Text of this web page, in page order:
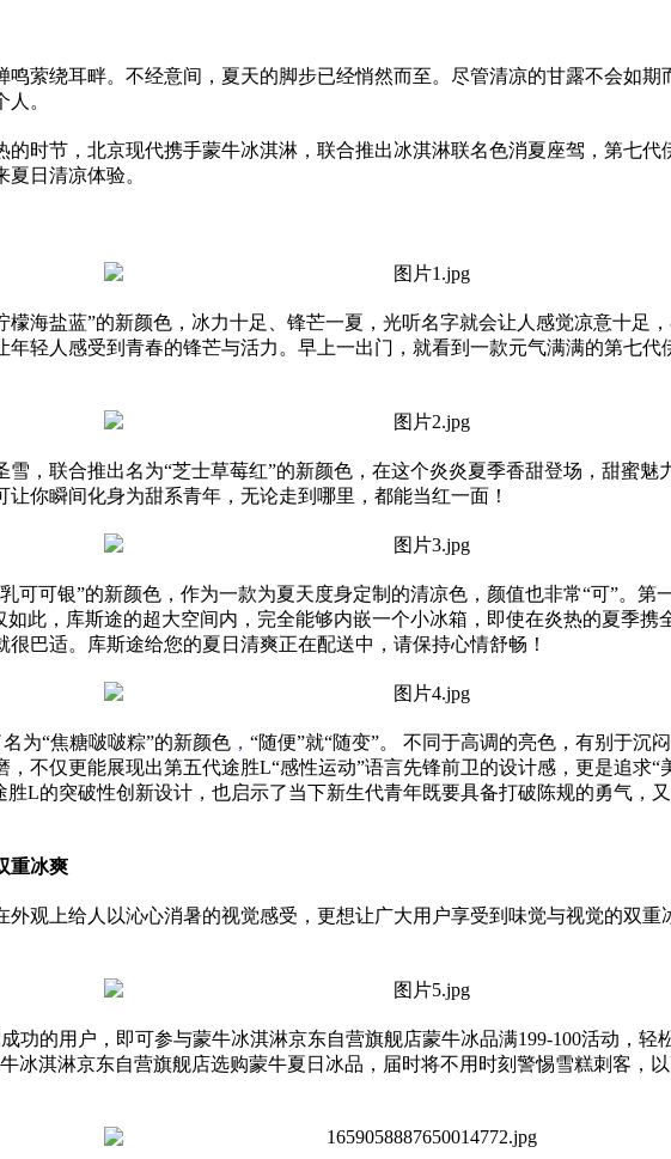
萦绕耳畔。不经意间，夏天的脚步已经悄然而至。尽管清凉的甘露不会如
。
的时节，北京现代携手蒙牛冰淇淋，联合推出冰淇淋联名色消夏座驾，第七
日清凉体验。
海盐蓝”的新颜色，冰力十足、锋芒一夏，光听名字就会让人感觉凉意十足
轻人感受到青春的锋芒与活力。早上一出门，就看到一款元气满满的第七
，联合推出名为“芝士草莓红”的新颜色，在这个炎炎夏季香甜登场，甜蜜
你瞬间化身为甜系青年，无论走到哪里，都能当红一面！
可可银”的新颜色，作为一款为夏天度身定制的清凉色，颜值也非常“可”。
此，库斯途的超大空间内，完全能够内嵌一个小冰箱，即使在炎热的夏季
巴适。库斯途给您的夏日清爽正在配送中，请保持心情舒畅！
为“焦糖啵啵粽”的新颜色 ， “随便”就“随变”。 不同于高调的亮色，有别于沉
，不仅更能展现出第五代途胜L“感性运动”语言先锋前卫的设计感，更是追求“
胜L的突破性创新设计，也启示了当下新生代青年既要具备打破陈规的勇气，
重冰爽
观上给人以沁心消暑的视觉感受，更想让广大用户享受到味觉与视觉的双
功的用户，即可参与蒙牛冰淇淋京东自营旗舰店蒙牛冰品满199-100活动，
冰淇淋京东自营旗舰店选购蒙牛夏日冰品，届时将不用时刻警惕雪糕刺客，